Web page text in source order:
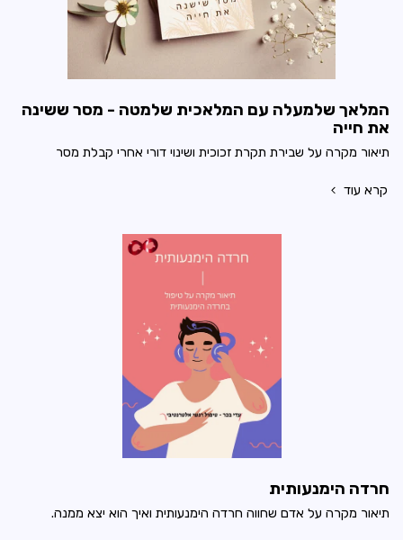
המלאך שלמעלה עם המלאכית שלמטה - מסר ששינה
את חייה
תיאור מקרה על שבירת תקרת זכוכית ושינוי דורי אחרי קבלת מסר
קרא עוד
חרדה הימנעותית
תיאור מקרה על אדם שחווה חרדה הימנעותית ואיך הוא יצא ממנה.